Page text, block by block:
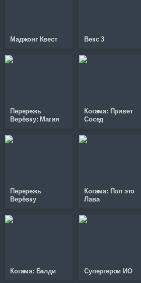
Маджонг Квест Векс 3
Перережь
Верёвку: Магия
Когама: Привет
Сосед
Перережь
Верёвку
Когама: Пол это
Лава
Когама: Балди Супергерои ИО